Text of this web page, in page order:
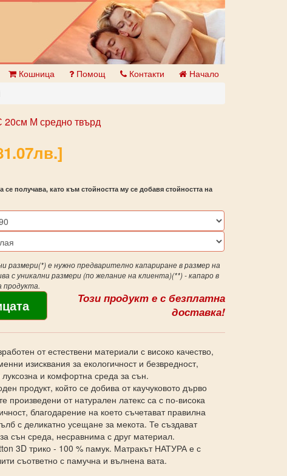
Кошница Помощ Контакти Начало
М средно твърд
се получава, като към стойността му се добавя стойността на
размери(*) е нужно предварително капариране в размер на
с уникални размери (по желание на клиента)(**) - капаро в
продукта.
Този продукт е с безплатна
доставка!
от естествени материали с високо качество,
изисквания за екологичност и безвредност,
и комфортна среда за сън.
продукт, който се добива от каучуковото дърво
произведени от натурален латекс са с по-висока
благодарение на което съчетават правилна
с деликатно усещане за мекота. Те създават
сън среда, несравнима с друг материал.
3D трико - 100 % памук. Матракът НАТУРА е с
съответно с памучна и вълнена вата.